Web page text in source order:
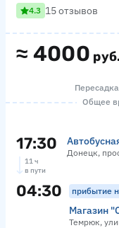
≈ 4000
4.3 15 отзывов
Общее
17:30 Донецк,
11 ч
в пути
04:30 прибытие
Магазин
Темрюк,